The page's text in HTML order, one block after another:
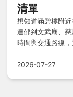
清單
想知道涵碧樓附
達邵到文武廟、
時間與交通路線
2026-07-27